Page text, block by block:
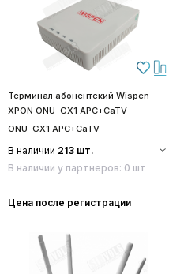
Терминал абонентский Wispen
XPON ONU-GX1 APC+CaTV
ONU-GX1 APC+CaTV
В наличии 213 шт.
В наличии у партнеров: 0 шт
Цена после регистрации